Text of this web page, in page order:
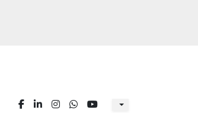
facebook
linkedininstagram
whatsapp
youtube